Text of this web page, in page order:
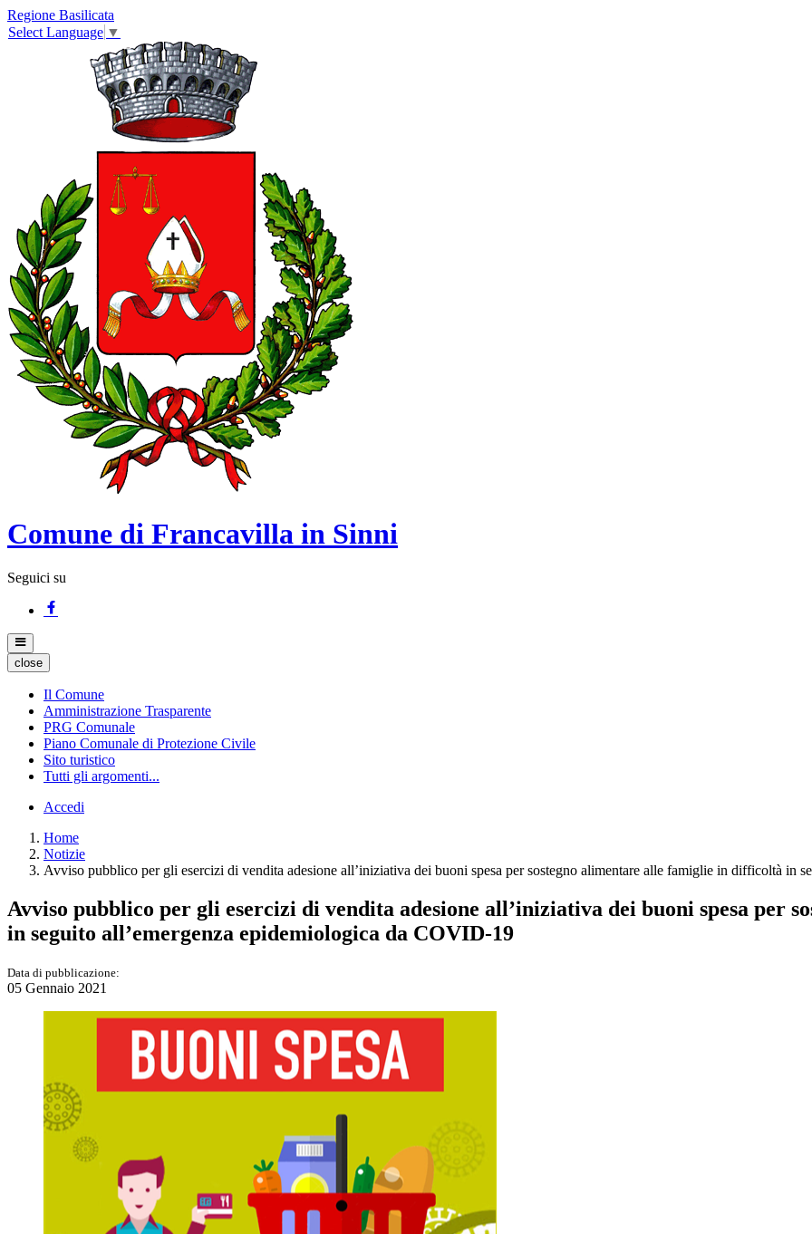
Regione Basilicata
Select Language ▼
Comune di Francavilla in Sinni
Seguici su
close
Il Comune
Amministrazione Trasparente
PRG Comunale
Piano Comunale di Protezione Civile
Sito turistico
Tutti gli argomenti...
Accedi
Home
Notizie
Avviso pubblico per gli esercizi di vendita adesione all’iniziativa dei buoni spesa per sostegno alimentare alle famiglie in difficoltà in
Avviso pubblico per gli esercizi di vendita adesione all’iniziativa dei buoni spesa per
in seguito all’emergenza epidemiologica da COVID-19
Data di pubblicazione:
05 Gennaio 2021